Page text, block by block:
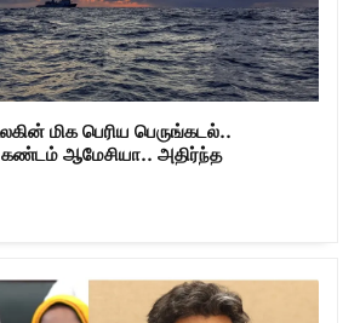
மிக பெரிய பெருங்கடல்..
கண்டம் ஆமேசியா.. அதிர்ந்த